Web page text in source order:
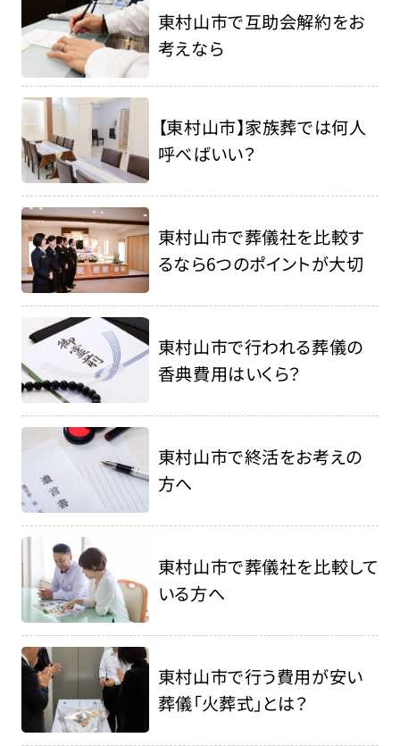
東村山市で互助会解約をお
考えなら
【東村山市】家族葬では何人
呼べばいい？
東村山市で葬儀社を比較す
るなら6つのポイントが大切
東村山市で行われる葬儀の
香典費用はいくら？
東村山市で終活をお考えの
方へ
東村山市で葬儀社を比較して
いる方へ
東村山市で行う費用が安い
葬儀「火葬式」とは？